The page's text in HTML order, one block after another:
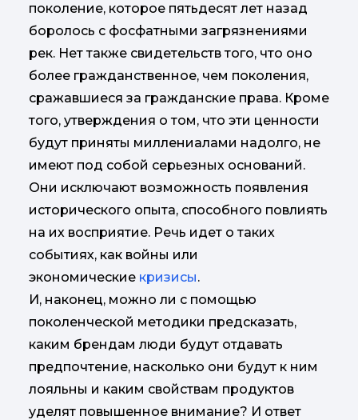
поколение, которое пятьдесят лет назад
боролось с фосфатными загрязнениями
рек. Нет также свидетельств того, что оно
более гражданственное, чем поколения,
сражавшиеся за гражданские права. Кроме
того, утверждения о том, что эти ценности
будут приняты миллениалами надолго, не
имеют под собой серьезных оснований.
Они исключают возможность появления
исторического опыта, способного повлиять
на их восприятие. Речь идет о таких
событиях, как войны или
экономические кризисы.
И, наконец, можно ли с помощью
поколенческой методики предсказать,
каким брендам люди будут отдавать
предпочтение, насколько они будут к ним
лояльны и каким свойствам продуктов
уделят повышенное внимание? И ответ